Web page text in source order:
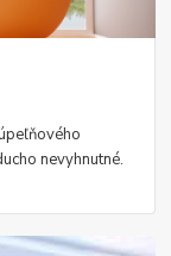
nevyhnutné.